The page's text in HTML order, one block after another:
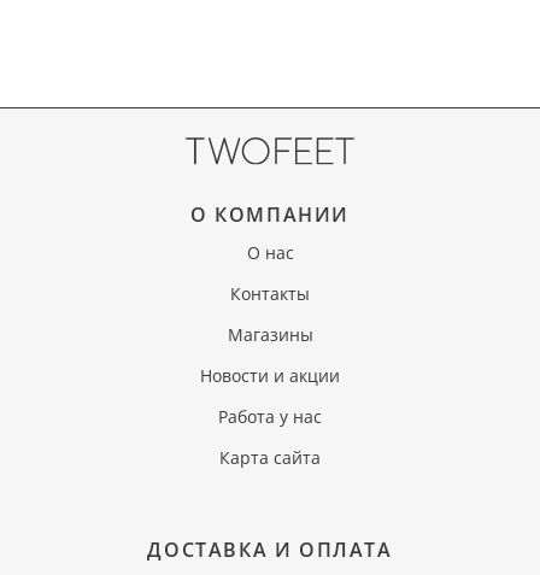
О КОМПАНИИ
О нас
Контакты
Магазины
Новости и акции
Работа у нас
Карта сайта
ДОСТАВКА И ОПЛАТА